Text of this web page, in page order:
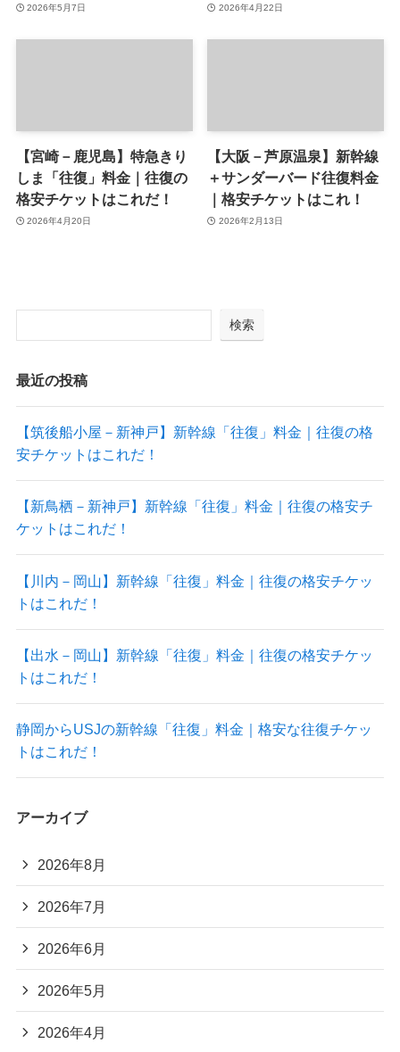
2026年5月7日 2026年4月22日
【宮崎－鹿児島】特急きり
しま「往復」料金｜往復の
格安チケットはこれだ！
2026年4月20日
【大阪－芦原温泉】新幹線
＋サンダーバード往復料金
｜格安チケットはこれ！
2026年2月13日
検索
最近の投稿
【筑後船小屋－新神戸】新幹線「往復」料金｜往復の格
安チケットはこれだ！
【新鳥栖－新神戸】新幹線「往復」料金｜往復の格安チ
ケットはこれだ！
【川内－岡山】新幹線「往復」料金｜往復の格安チケッ
トはこれだ！
【出水－岡山】新幹線「往復」料金｜往復の格安チケッ
トはこれだ！
静岡からUSJの新幹線「往復」料金｜格安な往復チケッ
トはこれだ！
アーカイブ
2026年8月
2026年7月
2026年6月
2026年5月
2026年4月